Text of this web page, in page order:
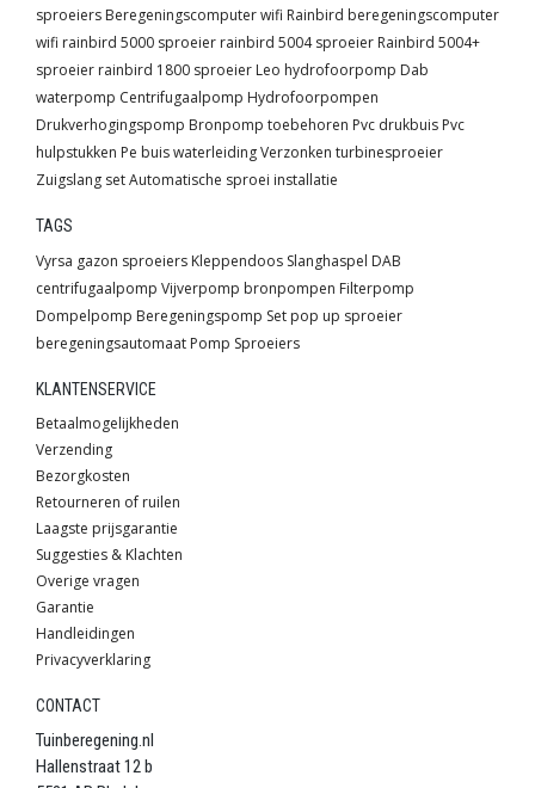
sproeiers Beregeningscomputer wifi Rainbird beregeningscomputer
wifi rainbird 5000 sproeier rainbird 5004 sproeier Rainbird 5004+
sproeier rainbird 1800 sproeier Leo hydrofoorpomp Dab
waterpomp Centrifugaalpomp Hydrofoorpompen
Drukverhogingspomp Bronpomp toebehoren Pvc drukbuis Pvc
hulpstukken Pe buis waterleidingVerzonken turbinesproeier
Zuigslang setAutomatische sproei installatie
TAGS
Vyrsa gazon sproeiers Kleppendoos Slanghaspel DAB
centrifugaalpomp Vijverpomp bronpompen Filterpomp
Dompelpomp Beregeningspomp Set pop up sproeier
beregeningsautomaat Pomp Sproeiers
KLANTENSERVICE
Betaalmogelijkheden
Verzending
Bezorgkosten
Retourneren of ruilen
Laagste prijsgarantie
Suggesties & Klachten
Overige vragen
Garantie
Handleidingen
Privacyverklaring
CONTACT
Tuinberegening.nl
Hallenstraat 12 b